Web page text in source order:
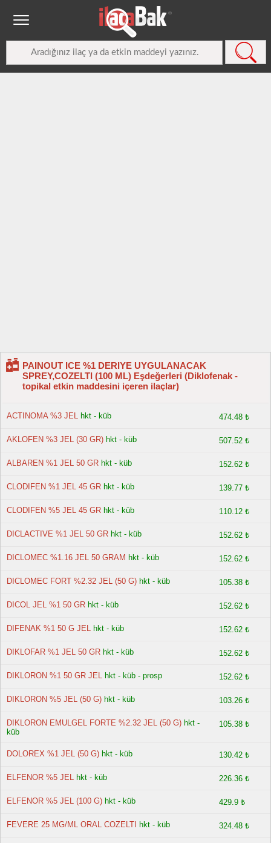
PAINOUT ICE %1 DERIYE UYGULANACAK
SPREY,COZELTI (100 ML) Eşdeğerleri (Diklofenak -
topikal etkin maddesini içeren ilaçlar)
ACTINOMA %3 JEL hkt - küb 474.48 ₺
AKLOFEN %3 JEL (30 GR) hkt - küb 507.52 ₺
ALBAREN %1 JEL 50 GR hkt - küb 152.62 ₺
CLODIFEN %1 JEL 45 GR hkt - küb 139.77 ₺
CLODIFEN %5 JEL 45 GR hkt - küb 110.12 ₺
DICLACTIVE %1 JEL 50 GR hkt - küb 152.62 ₺
DICLOMEC %1.16 JEL 50 GRAM hkt - küb 152.62 ₺
DICLOMEC FORT %2.32 JEL (50 G) hkt - küb 105.38 ₺
DICOL JEL %1 50 GR hkt - küb 152.62 ₺
DIFENAK %1 50 G JEL hkt - küb 152.62 ₺
DIKLOFAR %1 JEL 50 GR hkt - küb 152.62 ₺
DIKLORON %1 50 GR JEL hkt - küb - prosp 152.62 ₺
DIKLORON %5 JEL (50 G) hkt - küb 103.26 ₺
DIKLORON EMULGEL FORTE %2.32 JEL (50 G) hkt -
küb
105.38 ₺
DOLOREX %1 JEL (50 G) hkt - küb 130.42 ₺
ELFENOR %5 JEL hkt - küb 226.36 ₺
ELFENOR %5 JEL (100 G) hkt - küb 429.9 ₺
FEVERE 25 MG/ML ORAL COZELTI hkt - küb 324.48 ₺